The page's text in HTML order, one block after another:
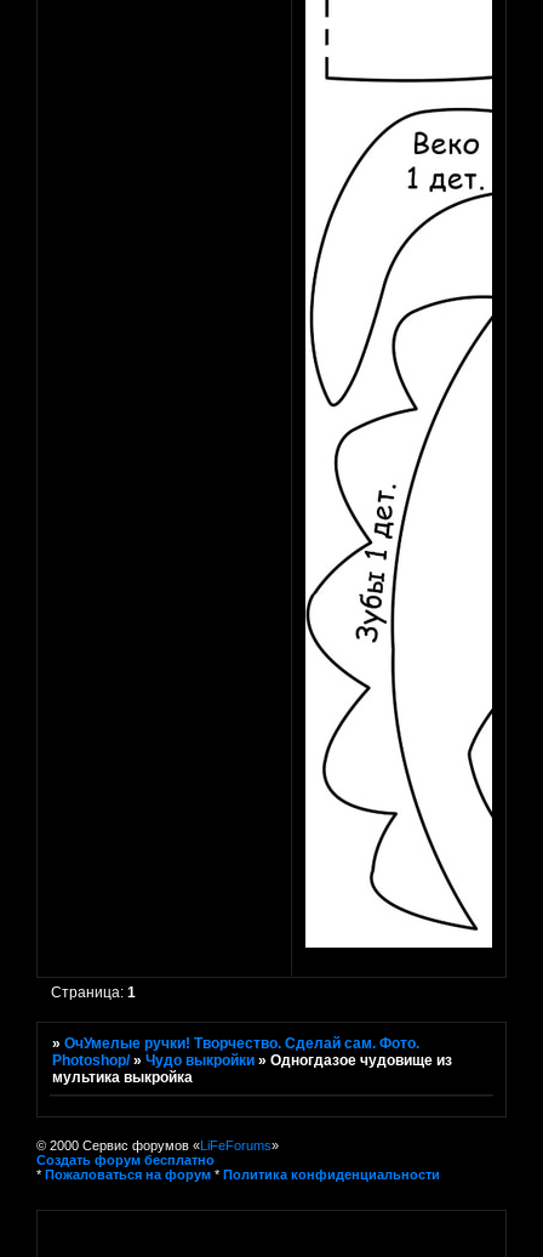
Страница:1
»ОчУмелые ручки! Творчество. Сделай сам. Фото.
Photoshop/ »Чудо выкройки »Одногдазое чудовище из
мультика выкройка
© 2000 Сервис форумов «LiFeForums»
Создать форум бесплатно
* Пожаловаться на форум * Политика конфиденциальности